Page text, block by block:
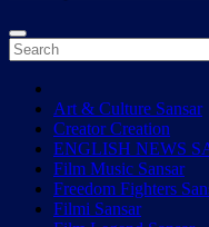
Art & Culture Sansar
Creator Creation
ENGLISH NEWS
Film Music Sansar
Freedom Fighters
Filmi Sansar